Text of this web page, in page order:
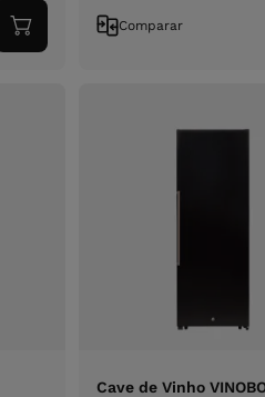
Adicionar
ao
Comparar
Cave de Vinho